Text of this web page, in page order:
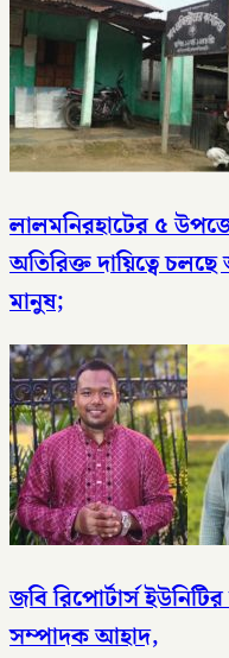
লালমনিরহাটের ৫
অতিরিক্ত দায়িত্বে
মানুষ;
জবি রিপোর্টার্স
সম্পাদক আহাদ,